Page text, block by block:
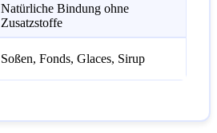
Natürliche Bindung ohne
Zusatzstoffe
Soßen, Fonds, Glaces, Sirup